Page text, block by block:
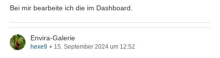
Bei mir bearbeite ich die im Dashboard.
Envira-Galerie
hexe9 15. September 2024 um 12:52